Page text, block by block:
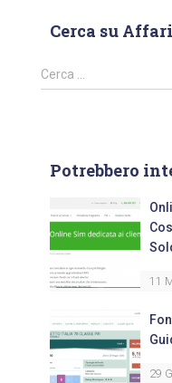
Cerca su
Cerca …
Potrebbero
11
29